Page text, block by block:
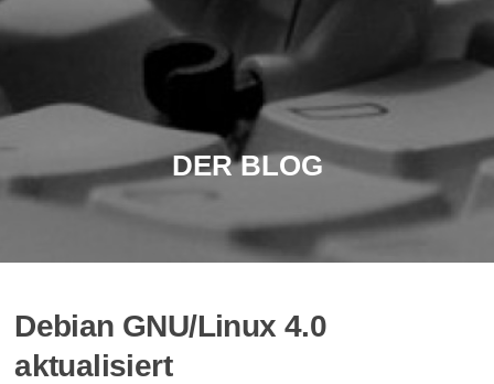
DER BLOG
Debian GNU/Linux 4.0
aktualisiert